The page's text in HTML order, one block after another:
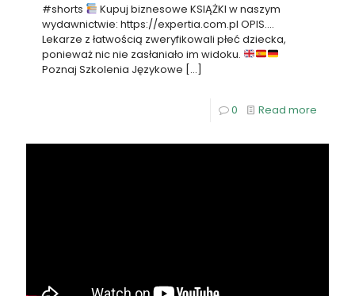
#shorts
Kupuj biznesowe KSIĄŻKI w naszym
wydawnictwie: https://expertia.com.pl OPIS….
Lekarze z łatwością zweryfikowali płeć dziecka,
ponieważ nic nie zasłaniało im widoku.
Poznaj Szkolenia Językowe […]
0 Read more